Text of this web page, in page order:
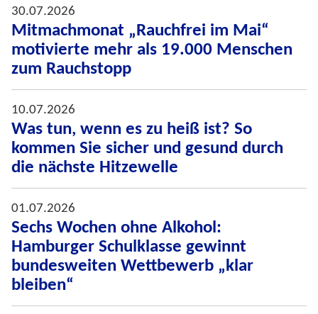
30.07.2026
Mitmachmonat „Rauchfrei im Mai“
motivierte mehr als 19.000 Menschen
zum Rauchstopp
10.07.2026
Was tun, wenn es zu heiß ist? So
kommen Sie sicher und gesund durch
die nächste Hitzewelle
01.07.2026
Sechs Wochen ohne Alkohol:
Hamburger Schulklasse gewinnt
bundesweiten Wettbewerb „klar
bleiben“